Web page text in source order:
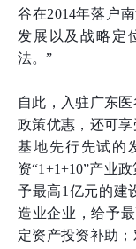
谷在2014年落户
发展以及战略定
法。”
自此，入驻广东
政策优惠，还可
基地先行先试的
资“1+1+10”产业
予最高1亿元的建
造业企业，给予
定资产投资补助